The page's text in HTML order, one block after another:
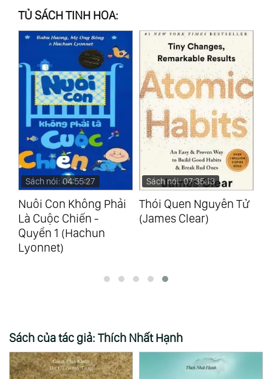
TỦ SÁCH TINH HOA:
Sách nói: 07:35:13
Thói Quen Nguyên Tử
(James Clear)
Sách nói: 04:29:13
Thay Thái Độ Đổi
Cuộc Đời (Jeff Keller)
Sách của tác giả: Thích Nhất Hạnh